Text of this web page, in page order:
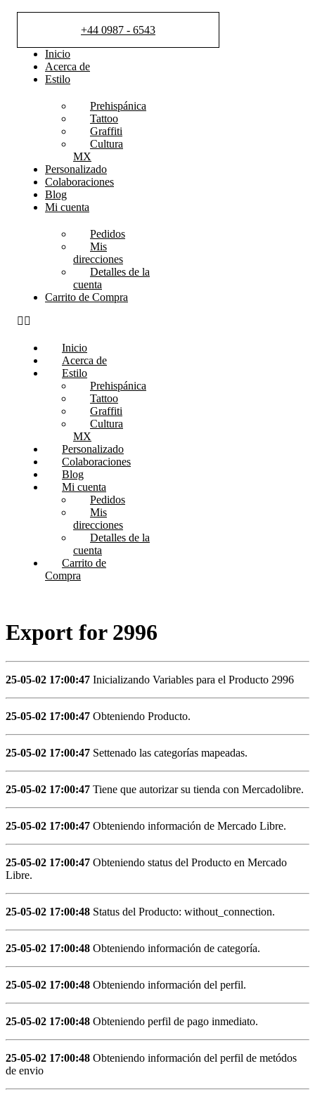
+44 0987 - 6543
Inicio
Acerca de
Estilo
Prehispánica
Tattoo
Graffiti
Cultura
MX
Personalizado
Colaboraciones
Blog
Mi cuenta
Pedidos
Mis
direcciones
Detalles de la
cuenta
Carrito de Compra
Inicio
Acerca de
Estilo
Prehispánica
Tattoo
Graffiti
Cultura
MX
Personalizado
Colaboraciones
Blog
Mi cuenta
Pedidos
Mis
direcciones
Detalles de la
cuenta
Carrito de
Compra
Export for 2996
25-05-02 17:00:47 Inicializando Variables para el Producto 2996
25-05-02 17:00:47 Obteniendo Producto.
25-05-02 17:00:47 Settenado las categorías mapeadas.
25-05-02 17:00:47 Tiene que autorizar su tienda con Mercadolibre.
25-05-02 17:00:47 Obteniendo información de Mercado Libre.
25-05-02 17:00:47 Obteniendo status del Producto en Mercado
Libre.
25-05-02 17:00:48 Status del Producto: without_connection.
25-05-02 17:00:48 Obteniendo información de categoría.
25-05-02 17:00:48 Obteniendo información del perfil.
25-05-02 17:00:48 Obteniendo perfil de pago inmediato.
25-05-02 17:00:48 Obteniendo información del perfil de metódos
de envio